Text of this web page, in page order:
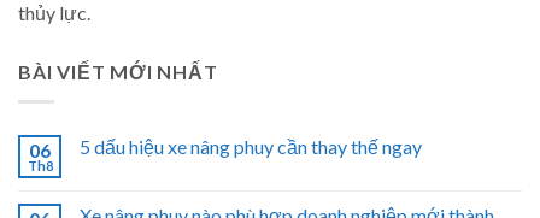
thủy lực.
BÀI VIẾT MỚI NHẤT
06
Th8
5 dấu hiệu xe nâng phuy cần thay thế ngay